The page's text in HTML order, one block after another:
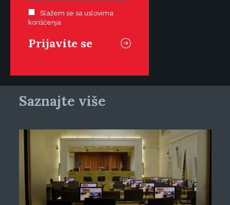
Slažem se sa uslovima
korišćenja
Saznajte više